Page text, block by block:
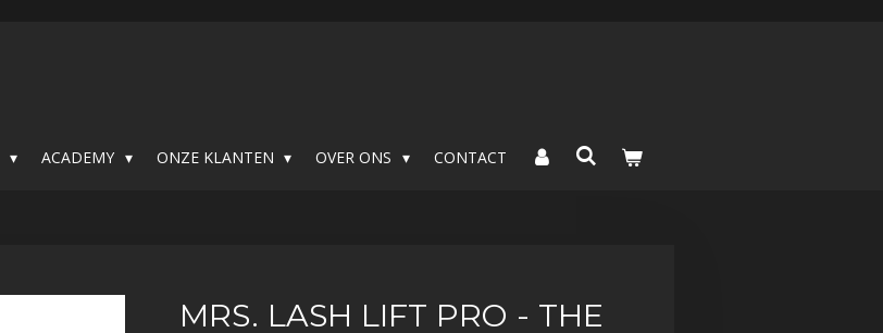
ACADEMY ONZE KLANTEN OVER ONS CONTACT
MRS. LASH LIFT PRO - THE